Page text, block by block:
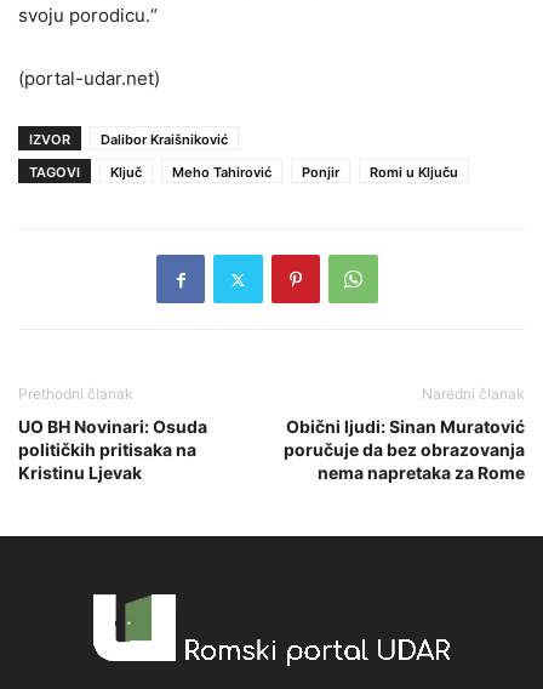
svoju porodicu.“
(portal-udar.net)
IZVOR
Dalibor Kraišniković
TAGOVI
Ključ Meho Tahirović Ponjir Romi u Ključu
Prethodni članak
UO BH Novinari: Osuda
političkih pritisaka na
Kristinu Ljevak
Naredni članak
Obični ljudi: Sinan Muratović
poručuje da bez obrazovanja
nema napretaka za Rome